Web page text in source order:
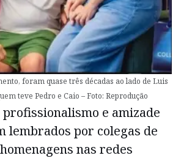
foram quase três décadas ao lado de Luis
teve Pedro e Caio – Foto: Reprodução
e amizade
lembrados por colegas de
nas redes